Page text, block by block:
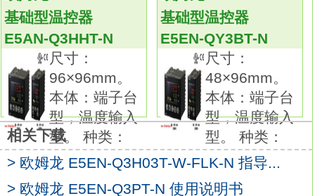
极性：无。
形状：非屏蔽，M18。
检测距离：14mm。
动作模式：NO。本体：接插件中继型 (M12)，
长距离型。
形状：屏蔽，M30。
检测距离：15mm欧姆龙E5EN-Q3HHT-N用户
手册。
输出形式：直流2线式③-④插针配置。
动作模式：NO。
基础型温控器
E5AN-Q3HHT-N
尺寸：
96×96mm。
本体：端子台
型，温度输入
型。 种类：
基础型温控器
E5EN-QY3BT-N
尺寸：
48×96mm。
本体：端子台
型，温度输入
型。 种类：
相关下载
> 欧姆龙 E5EN-Q3H03T-W-FLK-N 指导...
> 欧姆龙 E5EN-Q3PT-N 使用说明书